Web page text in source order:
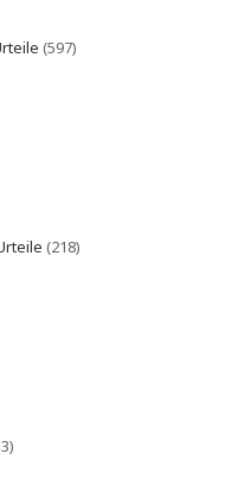
(597)
(218)